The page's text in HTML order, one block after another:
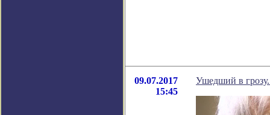
09.07.2017
15:45
Ушедший в